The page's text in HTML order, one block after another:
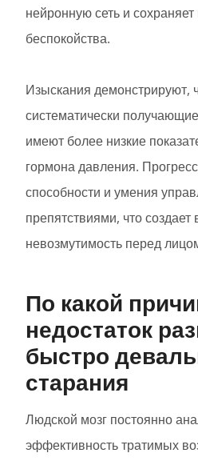
нейронную сеть и
беспокойства.
Изыскания демонстрируют,
систематически
имеют более низкие
гормона давления.
способности и умения
препятствиями, что
невозмутимость перед
По какой
недостаток
быстро
старания
Людской мозг постоянно
эффективность тратимых